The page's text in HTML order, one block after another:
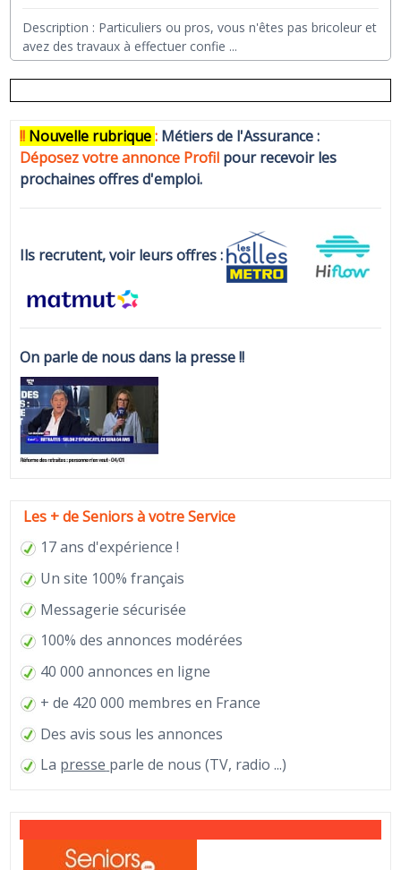
Description : Particuliers ou pros, vous n'êtes pas bricoleur et
avez des travaux à effectuer confie ...
!! Nouvelle rubrique: Métiers de l'Assurance :
Déposez votre annonce Profil pour recevoir les
prochaines offres d'emploi.
Ils recrutent, voir leurs offres :
On parle de nous dans la presse !!
Les + de Seniors à votre Service
17 ans d'expérience !
Un site 100% français
Messagerie sécurisée
100% des annonces modérées
40 000 annonces en ligne
+ de 420 000 membres en France
Des avis sous les annonces
La presse parle de nous (TV, radio ...)